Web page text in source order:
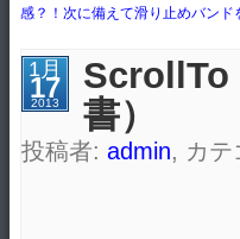
感？！次に備えて滑り止めバンド
1月
17
2013
ScrollTo
書）
投稿者: admin, カテ